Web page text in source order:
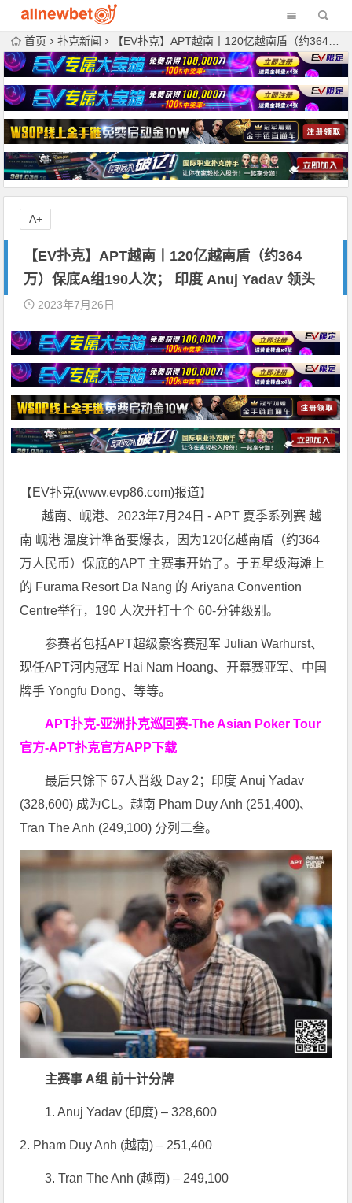
首页 扑克新闻 【EV扑克】APT越南丨120亿越南盾（约364万）保底A组190人次； 印度 Anuj Yadav 领头
【EV扑克】APT越南丨120亿越南盾（约364
万）保底A组190人次； 印度 Anuj Yadav 领头
2023年7月26日
【EV扑克(www.evp86.com)报道】
越南、岘港、2023年7月24日 - APT 夏季系列赛 越
南 岘港 温度计準备要爆表，因为120亿越南盾（约364
万人民币）保底的APT 主赛事开始了。于五星级海滩上
的 Furama Resort Da Nang 的 Ariyana Convention
Centre举行，190 人次开打十个 60-分钟级别。
参赛者包括APT超级豪客赛冠军 Julian Warhurst、
现任APT河内冠军 Hai Nam Hoang、开幕赛亚军、中国
牌手 Yongfu Dong、等等。
APT扑克-亚洲扑克巡回赛-The Asian Poker Tour
官方-APT扑克官方APP下载
最后只馀下 67人晋级 Day 2；印度 Anuj Yadav
(328,600) 成为CL。越南 Pham Duy Anh (251,400)、
Tran The Anh (249,100) 分列二叁。
主赛事 A组 前十计分牌
1. Anuj Yadav (印度) – 328,600
2. Pham Duy Anh (越南) – 251,400
3. Tran The Anh (越南) – 249,100
A+